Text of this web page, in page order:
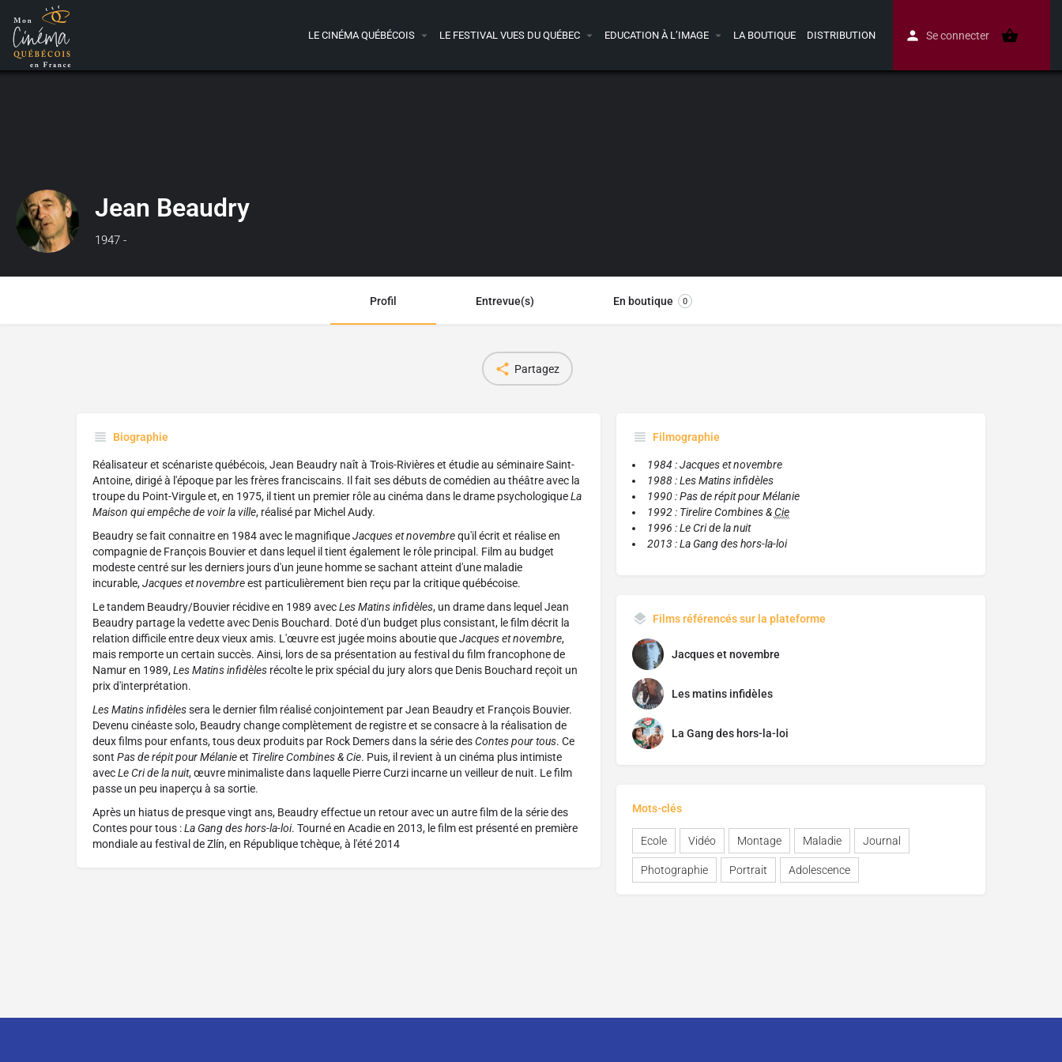
LE CINÉMA QUÉBÉCOIS LE FESTIVAL VUES DU QUÉBEC EDUCATION À L’IMAGE LA BOUTIQUE DISTRIBUTION Se connecter
Jean Beaudry
1947 -
Profil Entrevue(s) En boutique 0
Partagez
Biographie
Réalisateur et scénariste québécois, Jean Beaudry naît à Trois-Rivières et étudie au séminaire Saint-
Antoine, dirigé à l'époque par les frères franciscains. Il fait ses débuts de comédien au théâtre avec la
troupe du Point-Virgule et, en 1975, il tient un premier rôle au cinéma dans le drame psychologiqueLa
Maison qui empêche de voir la ville, réalisé par Michel Audy.
Beaudry se fait connaitre en 1984 avec le magnifiqueJacques et novembrequ'il écrit et réalise en
compagnie de François Bouvier et dans lequel il tient également le rôle principal. Film au budget
modeste centré sur les derniers jours d'un jeune homme se sachant atteint d'une maladie
incurable,Jacques et novembreest particulièrement bien reçu par la critique québécoise.
Le tandem Beaudry/Bouvier récidive en 1989 avecLes Matins infidèles, un drame dans lequel Jean
Beaudry partage la vedette avec Denis Bouchard. Doté d'un budget plus consistant, le film décrit la
relation difficile entre deux vieux amis. L'œuvre est jugée moins aboutie queJacques et novembre,
mais remporte un certain succès. Ainsi, lors de sa présentation au festival du film francophone de
Namur en 1989,Les Matins infidèles récolte le prix spécial du jury alors que Denis Bouchard reçoit un
prix d'interprétation.
Les Matins infidèlessera le dernier film réalisé conjointement par Jean Beaudry et François Bouvier.
Devenu cinéaste solo, Beaudry change complètement de registre et se consacre à la réalisation de
deux films pour enfants, tous deux produits par Rock Demers dans la série desContes pour tous. Ce
sont Pas de répit pour Mélanieet Tirelire Combines & Cie. Puis, il revient à un cinéma plus intimiste
avecLe Cri de la nuit, œuvre minimaliste dans laquelle Pierre Curzi incarne un veilleur de nuit. Le film
passe un peu inaperçu à sa sortie.
Après un hiatus de presque vingt ans, Beaudry effectue un retour avec un autre film de la série des
Contes pour tous :La Gang des hors-la-loi. Tourné en Acadie en 2013, le film est présenté en première
mondiale au festival de Zlín, en République tchèque, à l'été 2014
Filmographie
1984 : Jacques et novembre
1988 : Les Matins infidèles
1990 : Pas de répit pour Mélanie
1992 : Tirelire Combines &Cie
1996 : Le Cri de la nuit
2013 : La Gang des hors-la-loi
Films référencés sur la plateforme
Jacques et novembre
Les matins infidèles
La Gang des hors-la-loi
Mots-clés
Ecole Vidéo Montage Maladie Journal
Photographie Portrait Adolescence